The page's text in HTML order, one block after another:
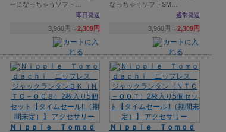
ーになっちゃうソフト…
即日発送
3,960円→2,309円
なっちゃうソフトSM…
通常発送
3,960円→2,309円
Ｎｉｐｐｌｅ Ｔｏｍｏｄ
Ｎｉｐｐｌｅ Ｔｏｍｏｄ